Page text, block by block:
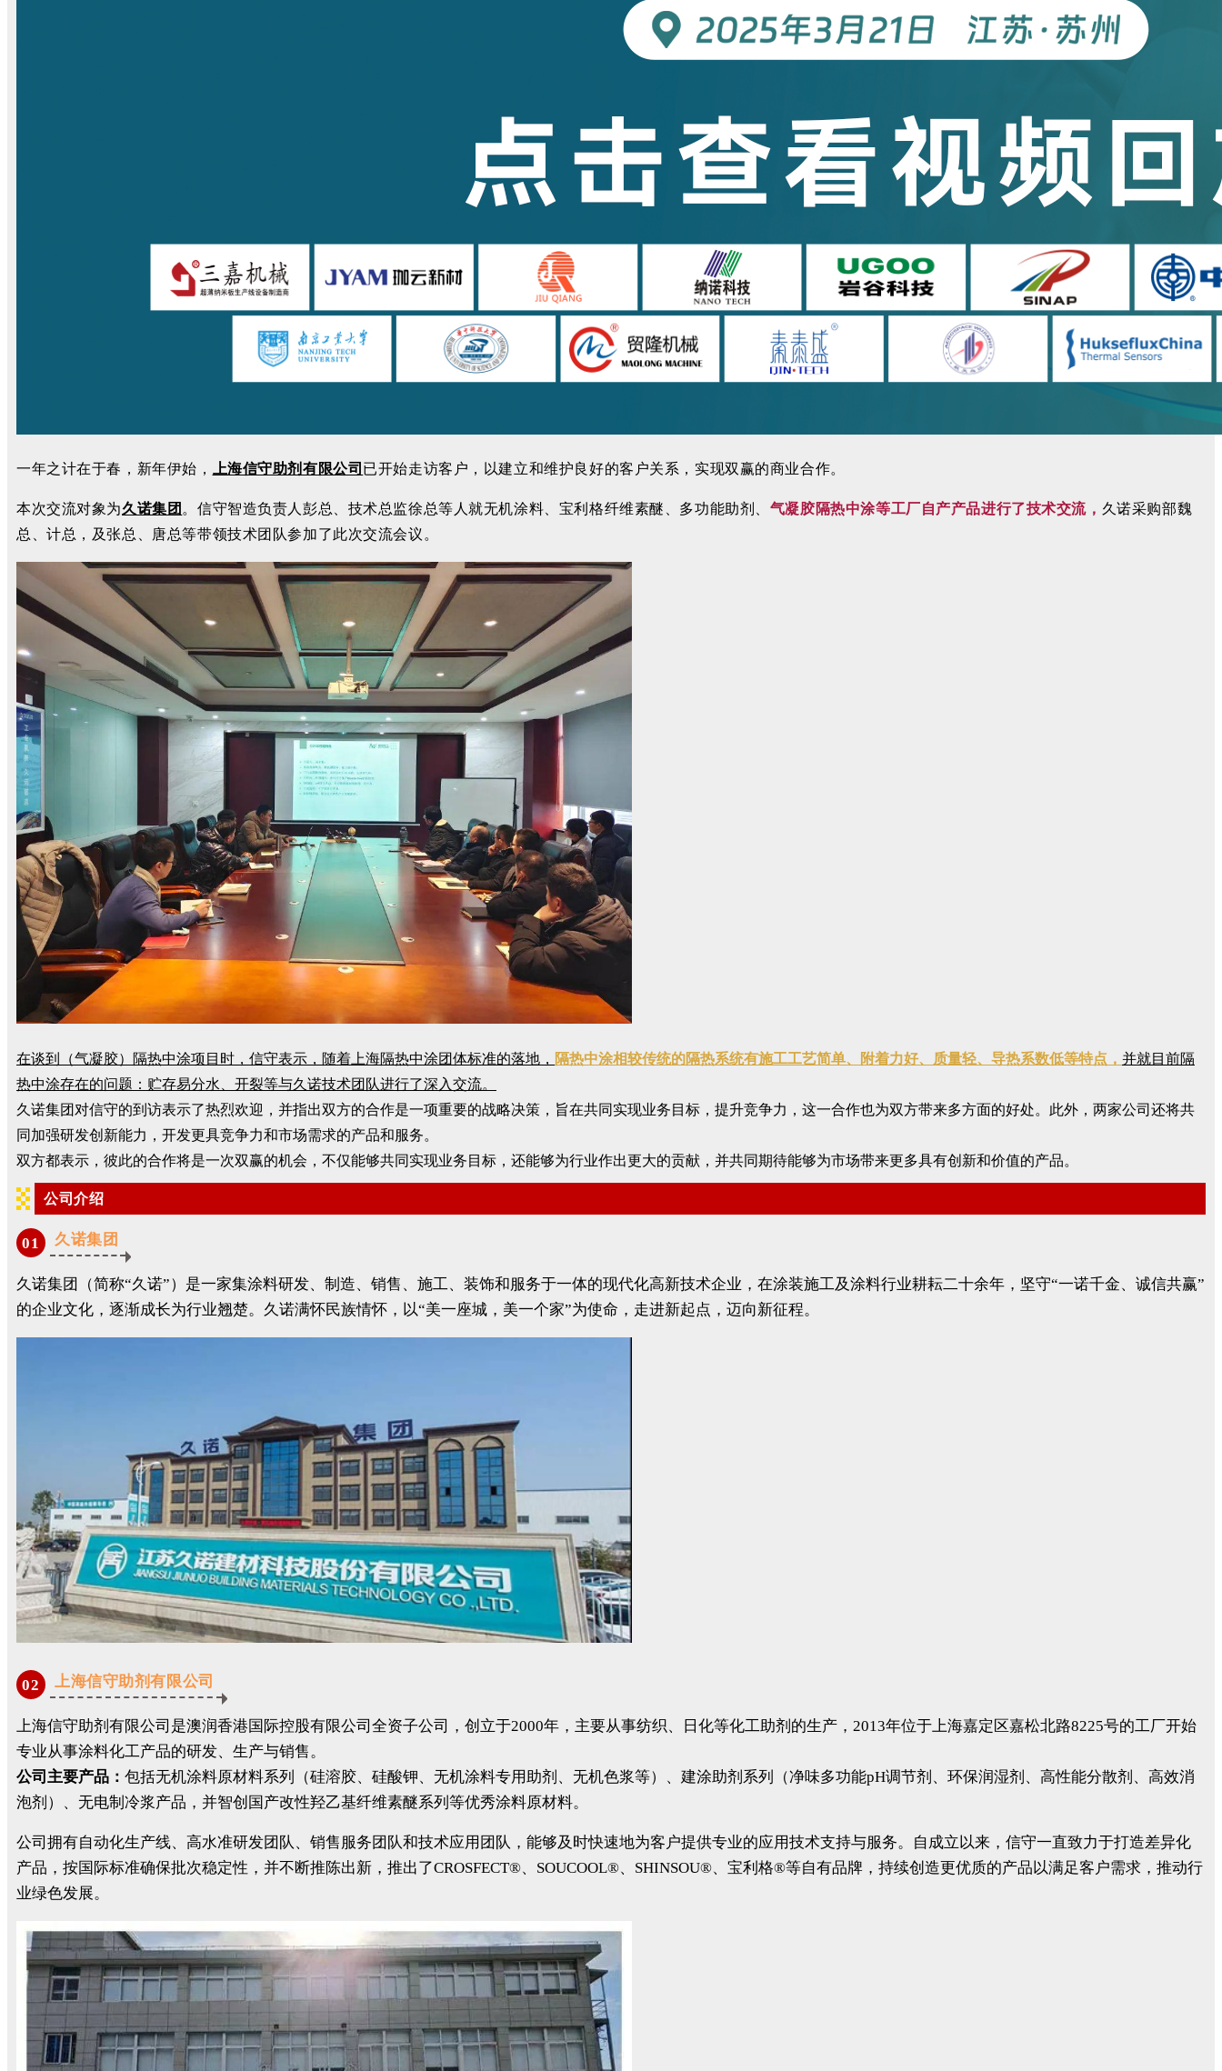
一年之计在于春，新年伊始， 上海信守助剂有限公司 已开始走访客户，以建立和维护良好的客户关系，实现双赢的商业合作。
本次交流对象为久诺集团 。信守智造负责人彭总、技术总监徐总等人就无机涂料、宝利格纤维素醚、多功能助剂、 气凝胶隔热中涂等工厂自产产品进行了技术交流 ， 久诺采购部魏
总、计总，及张总、唐总等带领技术团队参加了此次交流会议。
在谈到（气凝胶）隔热中涂项目时，信守表示，随着上海隔热中涂团体标准的落地， 隔热中涂相较传统的隔热系统有施工工艺简单、附着力好、质量轻、导热系数低等特点， 并就目前隔
热中涂存在的问题：贮存易分水、开裂等与久诺技术团队进行了深入交流。
久诺集团对信守的到访表示了热烈欢迎，并指出双方的合作是一项重要的战略决策，旨在共同实现业务目标，提升竞争力，这一合作也为双方带来多方面的好处。此外，两家公司还将共
同加强研发创新能力，开发更具竞争力和市场需求的产品和服务。
双方都表示，彼此的合作将是一次双赢的机会，不仅能够共同实现业务目标，还能够为行业作出更大的贡献，并共同期待能够为市场带来更多具有创新和价值的产品。
公司介绍
01 久诺集团
久诺集团（简称“久诺”）是一家集涂料研发、制造、销售、施工、装饰和服务于一体的现代化高新技术企业，在涂装施工及涂料行业耕耘二十余年，坚守“一诺千金、诚信共赢”
的企业文化，逐渐成长为行业翘楚。久诺满怀民族情怀，以“美一座城，美一个家”为使命，走进新起点，迈向新征程。
02 上海信守助剂有限公司
上海信守助剂有限公司是澳润香港国际控股有限公司全资子公司，创立于2000年，主要从事纺织、日化等化工助剂的生产，2013年位于上海嘉定区嘉松北路8225号的工厂开始
专业从事涂料化工产品的研发、生产与销售。
公司主要产品： 包括无机涂料原材料系列（硅溶胶、硅酸钾、无机涂料专用助剂、无机色浆等）、建涂助剂系列（净味多功能pH调节剂、环保润湿剂、高性能分散剂、高效消
泡剂）、无电制冷浆产品，并智创国产改性羟乙基纤维素醚系列等优秀涂料原材料。
公司拥有自动化生产线、高水准研发团队、销售服务团队和技术应用团队，能够及时快速地为客户提供专业的应用技术支持与服务。自成立以来，信守一直致力于打造差异化
产品，按国际标准确保批次稳定性，并不断推陈出新，推出了CROSFECT®、SOUCOOL®、SHINSOU®、宝利格®等自有品牌，持续创造更优质的产品以满足客户需求，推动行
业绿色发展。